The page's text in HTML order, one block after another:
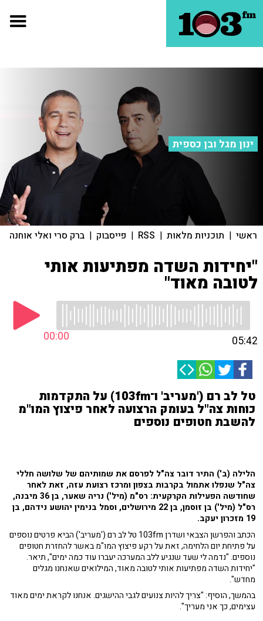
ינון מגל ובן כספית
ראשי | תוכניות מלאות |
RSS
| פייסבוק | ברק סרי ואלי אוחנה
"יחידות השדה מפתיעות אותי
לטובה מאוד"
00:00 05:42
טל לב רם ('מעריב' ו־103fm) על התקדמות
כוחות צה"ל בעומק הרצועה לאחר פיצוץ המו"מ
להשבת חטופים נוספים
הלילה (ב') התיר דובר צה"ל לפרסם את שמותיהם של שלושה חללי
צה"ל שנפלו אתמול בקרבות בצפון ומרכז רצועת עזה, זאת לאחר
שחודשה הפעילות הקרקעית: רס"מ (מיל') נריה שאער, בן 36 מיבנה,
רס"ל (מיל') בן זוסמן, בן 22 מירושלים, וסמל בנימין יהושע נידהם, בן
19 מזכרון יעקב.
הכתב והפרשן הצבאי ושדרן 103fm טל לב רם ('מעריב') הביא פרטים נוספים
על פתיחת יום הלחימה, זאת על רקע פיצוץ המו"מ באשר להחזרת חטופים
נוספים. "נדמה לי שעד שנגיע ללב המערכה יעברו עוד כמה ימים", תיאר.
"יחידות השדה מפתיעות אותי לטובה מאוד, המילואים שאנחנו מגלים
מחדש".
בהמשך, הוסיף: "צריך להיות צנועים לגבי ההישגים. אנחנו לקראת ימים מאוד
עצימים, כך אני מעריך".